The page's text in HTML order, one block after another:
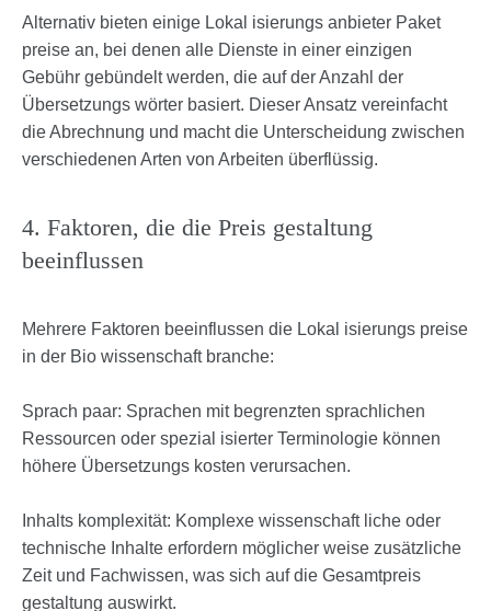
Alternativ bieten einige Lokal isierungs anbieter Paket
preise an, bei denen alle Dienste in einer einzigen
Gebühr gebündelt werden, die auf der Anzahl der
Übersetzungs wörter basiert. Dieser Ansatz vereinfacht
die Abrechnung und macht die Unterscheidung zwischen
verschiedenen Arten von Arbeiten überflüssig.
4. Faktoren, die die Preis gestaltung
beeinflussen
Mehrere Faktoren beeinflussen die Lokal isierungs preise
in der Bio wissenschaft branche:
Sprach paar: Sprachen mit begrenzten sprachlichen
Ressourcen oder spezial isierter Terminologie können
höhere Übersetzungs kosten verursachen.
Inhalts komplexität: Komplexe wissenschaft liche oder
technische Inhalte erfordern möglicher weise zusätzliche
Zeit und Fachwissen, was sich auf die Gesamtpreis
gestaltung auswirkt.